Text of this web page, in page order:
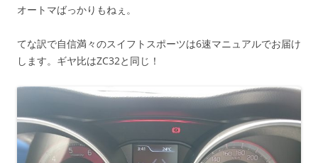
オートマばっかりもねぇ。
てな訳で自信満々のスイフトスポーツは6速マニュアルでお届け
します。ギヤ比はZC32と同じ！